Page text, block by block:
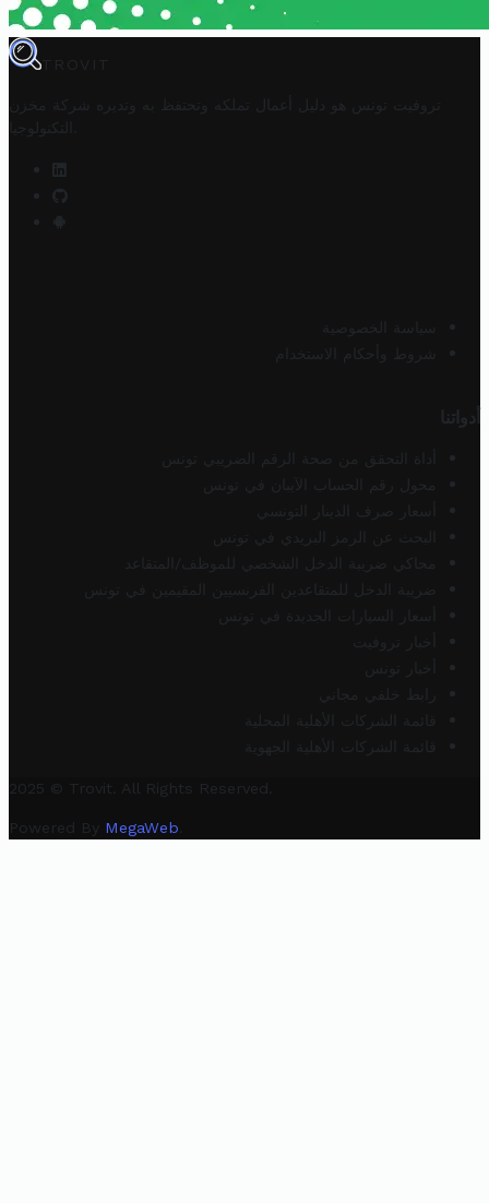
TROVIT
تروفيت تونس هو دليل أعمال تملكه وتحتفظ به وتديره
شركة مخزن
التكنولوجيا
سياسة الخصوصية
شروط وأحكام الاستخدام
أدواتنا
أداة التحقق من صحة الرقم الضريبي تونس
محول رقم الحساب الآيبان في تونس
أسعار صرف الدينار التونسي
البحث عن الرمز البريدي في تونس
محاكي ضريبة الدخل الشخصي للموظف/المتقاعد
ضريبة الدخل للمتقاعدين الفرنسيين المقيمين في تونس
أسعار السيارات الجديدة في تونس
أخبار تروفيت
أخبار تونس
رابط خلفي مجاني
قائمة الشركات الأهلية المحلية
قائمة الشركات الأهلية الجهوية
2025 © Trovit. All Rights Reserved.
Powered By MegaWeb